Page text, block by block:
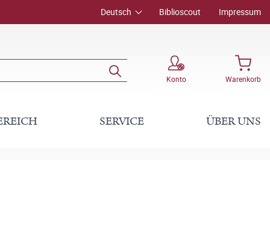
Deutsch Biblioscout Impressum
Konto Warenkorb
SERVICE ÜBER UNS